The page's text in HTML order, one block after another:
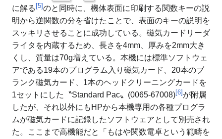
に解る [5]のと同時に、機体表面に印刷する関数キーの説
明から逆関数の分を省けたことで、表面のキーの説明を
スッキリさせることに成功している。磁気カードリーダ
ライタを内蔵するため、長さを4mm、厚みを2mm大き
くし、質量は70g増えている。本機には標準ソフトウェ
アである19本のプログラム入り磁気カード、20本のブ
ランク磁気カード、1本のヘッドクリーニングカードを
1セットにした〝Standard Pac〟(0065-67008)[6] が附属
したが、それ以外にもHPから本機専用の各種プログラ
ムが磁気カードに記録したソフトウェアとして別売され
た。ここまで高機能だと「もはや関数電卓という範疇を